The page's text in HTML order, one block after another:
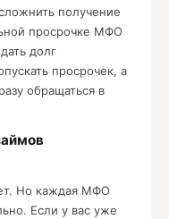
получение
просрочке МФО
долг
просрочек, а
обращаться в
Но каждая МФО
Если у вас уже